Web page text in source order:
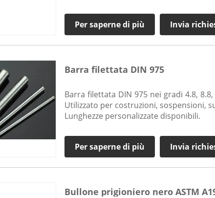
Per saperne di più Invia
Barra filettata DIN 975
Barra filettata DIN 975 nei gradi 4.8,
Utilizzato per costruzioni, sospensioni,
Lunghezze personalizzate disponibili.
Per saperne di più Invia
Bullone prigioniero nero ASTM